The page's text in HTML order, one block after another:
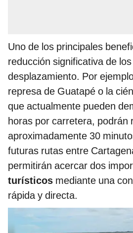
Uno de los principales
reducción significativa de
desplazamiento. Por
represa de Guatapé o la
que actualmente pueden
horas por carretera, podrán
aproximadamente 30
futuras rutas entre
permitirán acercar dos
turísticos mediante una
rápida y directa.